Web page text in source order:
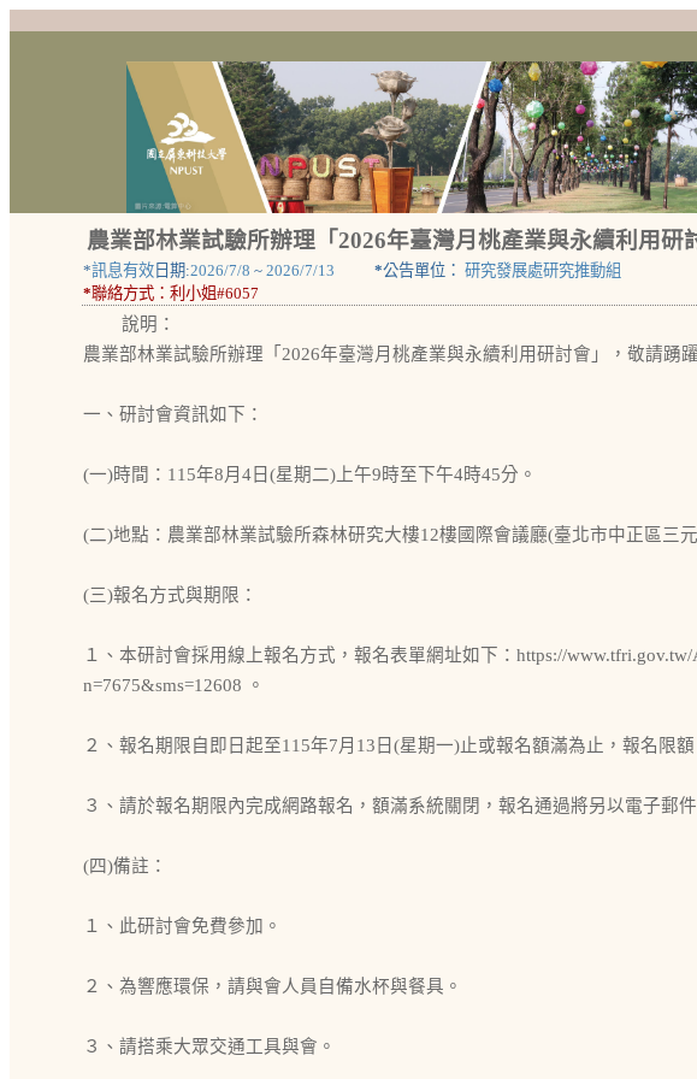
農業部林業試驗所辦理「2026年臺灣月桃產業與永續利用研
*訊息有效日期:2026/7/8 ~ 2026/7/13 *公告單位： 研究發展處研究推動組
*聯絡方式： 利小姐#6057
說明：
農業部林業試驗所辦理「2026年臺灣月桃產業與永續利用研討會」，敬請踴
一、研討會資訊如下：
(一)時間：115年8月4日(星期二)上午9時至下午4時45分。
(二)地點：農業部林業試驗所森林研究大樓12樓國際會議廳(臺北市中正區三
(三)報名方式與期限：
１、本研討會採用線上報名方式，報名表單網址如下：https://www.tfri.gov.tw/
n=7675&sms=12608 。
２、報名期限自即日起至115年7月13日(星期一)止或報名額滿為止，報名限額
３、請於報名期限內完成網路報名，額滿系統關閉，報名通過將另以電子郵件
(四)備註：
１、此研討會免費參加。
２、為響應環保，請與會人員自備水杯與餐具。
３、請搭乘大眾交通工具與會。